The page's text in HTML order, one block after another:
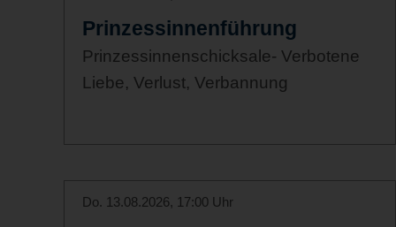
Prinzessinnenführung
Prinzessinnenschicksale- Verbotene
Liebe, Verlust, Verbannung
Do. 13.08.2026, 17:00 Uhr